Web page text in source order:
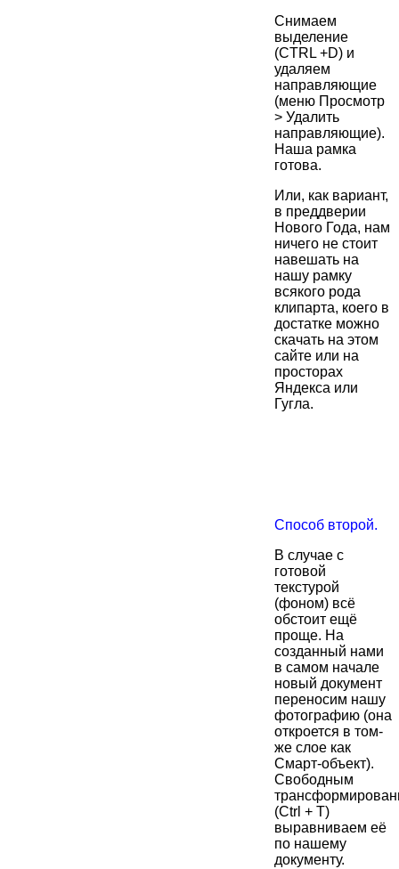
Снимаем
выделение
(CTRL +D) и
удаляем
направляющие
(меню Просмотр
> Удалить
направляющие).
Наша рамка
готова.
Или, как вариант,
в преддверии
Нового Года, нам
ничего не стоит
навешать на
нашу рамку
всякого рода
клипарта, коего в
достатке можно
скачать на этом
сайте или на
просторах
Яндекса или
Гугла.
Способ второй.
В случае с
готовой
текстурой
(фоном) всё
обстоит ещё
проще. На
созданный нами
в самом начале
новый документ
переносим нашу
фотографию (она
откроется в том-
же слое как
Смарт-объект).
Свободным
(Ctrl + T)
выравниваем её
по нашему
документу.